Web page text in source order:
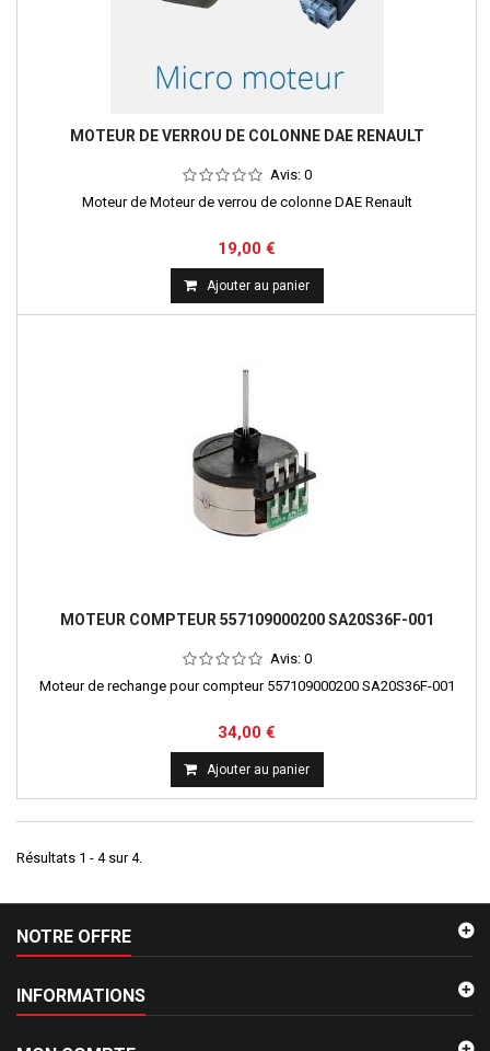
MOTEUR DE VERROU DE COLONNE DAE RENAULT
Avis: 0
Moteur de Moteur de verrou de colonne DAE Renault
19,00 €
Ajouter au panier
MOTEUR COMPTEUR 557109000200 SA20S36F-001
Avis: 0
Moteur de rechange pour compteur 557109000200 SA20S36F-001
34,00 €
Ajouter au panier
Résultats 1 - 4 sur 4.
NOTRE OFFRE
INFORMATIONS